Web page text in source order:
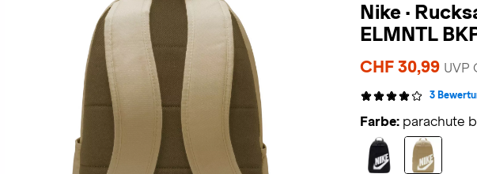
Nike ·
ELMNTL
CHF 30,99 UVP
3
Farbe: parachute